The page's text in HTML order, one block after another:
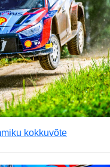
kokkuvõte